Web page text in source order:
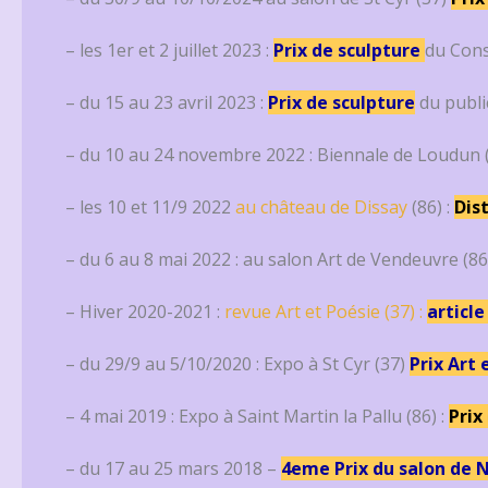
– les 1er et 2 juillet 2023 : Prix de sculpture du
– du 15 au 23 avril 2023 : Prix de sculpture du
– du 10 au 24 novembre 2022 : Biennale de Loudun
– les 10 et 11/9 2022 au château de Dissay(86) :
– du 6 au 8 mai 2022 : au salon Art de Vendeuvre
– Hiver 2020-2021 : revue Art et Poésie (37) : article
– du 29/9 au 5/10/2020 : Expo à St Cyr (37) Prix Art
– 4 mai 2019 : Expo à Saint Martin la Pallu (86) :
– du 17 au 25 mars 2018 – 4eme Prix du salon de